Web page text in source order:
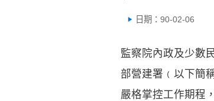
日期：90-02-06
監察院內政及少數
部營建署﹙以下簡
嚴格掌控工作期程